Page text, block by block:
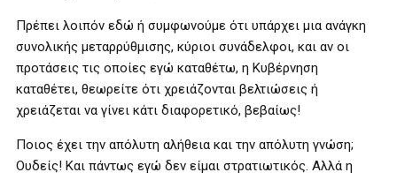
Πρέπει λοιπόν εδώ ή συμφωνούμε ότι υπάρχει μια ανάγκη
συνολικής μεταρρύθμισης, κύριοι συνάδελφοι, και αν οι
προτάσεις τις οποίες εγώ καταθέτω, η Κυβέρνηση
καταθέτει, θεωρείτε ότι χρειάζονται βελτιώσεις ή
χρειάζεται να γίνει κάτι διαφορετικό, βεβαίως!
Ποιος έχει την απόλυτη αλήθεια και την απόλυτη γνώση;
Ουδείς! Και πάντως εγώ δεν είμαι στρατιωτικός. Αλλά η